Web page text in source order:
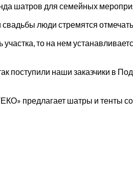
шатров для семейных
люди стремятся
то на нем
поступили наши заказчики в
предлагает шатры и тенты